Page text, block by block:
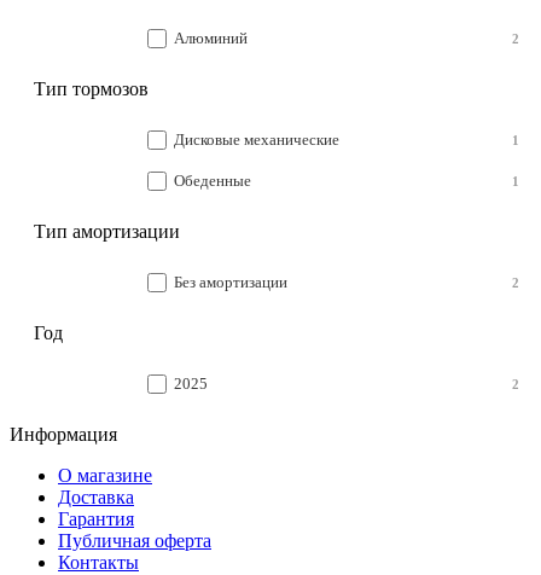
Алюминий 2
Тип тормозов
Дисковые механические 1
Обеденные 1
Тип амортизации
Без амортизации 2
Год
2025 2
Информация
О магазине
Доставка
Гарантия
Публичная оферта
Контакты